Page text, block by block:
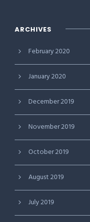
ARCHIVES
February 2020
January 2020
December 2019
November 2019
October 2019
August 2019
July 2019